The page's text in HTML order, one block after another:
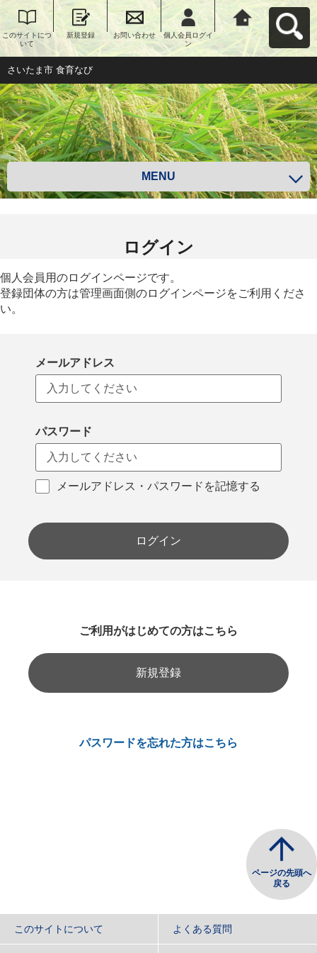
このサイトにつ
いて
新規登録 お問い合わせ
個人会員ログイ
ン
さいたま市 食育
なびへ戻る
さいたま市 食育なび
MENU
ログイン
個人会員用のログインページです。
登録団体の方は管理画面側のログインページをご利用くださ
い。
メールアドレス
パスワード
メールアドレス・パスワードを記憶する
ログイン
ご利用がはじめての方はこちら
新規登録
パスワードを忘れた方はこちら
ページの先頭へ
戻る
このサイトについて よくある質問